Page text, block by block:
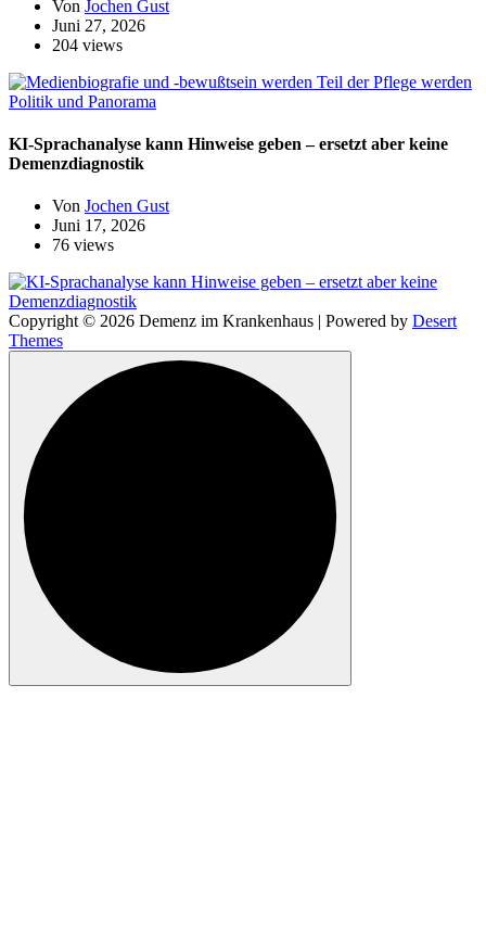
Von Jochen Gust
Juni 27, 2026
204 views
Politik und Panorama
KI-Sprachanalyse kann Hinweise geben – ersetzt aber keine
Demenzdiagnostik
Von Jochen Gust
Juni 17, 2026
76 views
Copyright © 2026 Demenz im Krankenhaus | Powered by Desert
Themes